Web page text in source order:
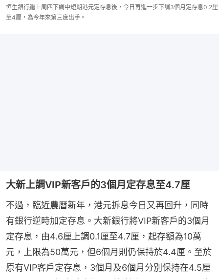
恒生銀行繼上周四下調中短期港元定存息後，今日再進一步下調3個月定存息0.2厘
至4厘，為今年來第三度出手。
大新上調VIP新客戶的3個月定存息至4.7厘
不過，臨近農曆新年，港元拆息今日又再回升，同時
有銀行逆時加定存息。大新銀行將VIP新客戶的3個月
定存息，由4.6厘上調0.1厘至4.7厘，起存額為10萬
元，上限為50萬元，但6個月則仍保持於4.4厘。至於
原有VIP客戶定存息，3個月及6個月分別保持在4.5厘